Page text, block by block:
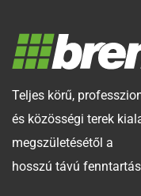
Teljes körű,
és közösségi terek
megszületésétől a
hosszú távú